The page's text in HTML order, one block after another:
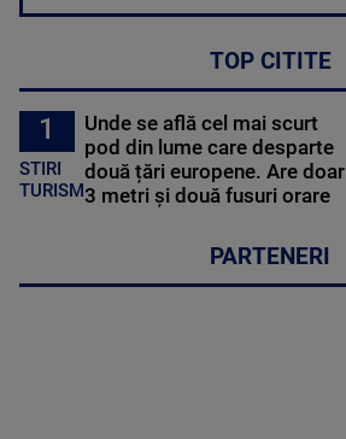
TOP CITITE
1
STIRI
TURISM
Unde se află cel mai scurt
pod din lume care desparte
două țări europene. Are doar
3 metri și două fusuri orare
PARTENERI